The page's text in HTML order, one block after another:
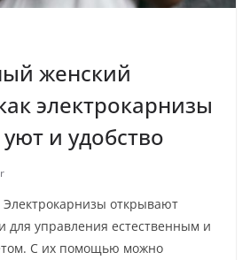
женский
электрокарнизы
и удобство
открывают
для управления естественным и
С их помощью можно